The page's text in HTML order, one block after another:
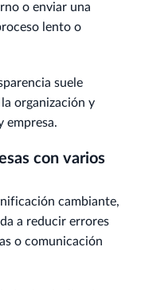
o enviar una
lento o
suele
organización y
empresa.
con varios
cambiante,
a reducir errores
o comunicación